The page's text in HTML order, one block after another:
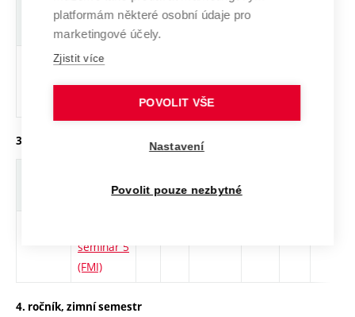
Zkratka Název Pov.
DJA055
Doktorský
3. ročník, letní semestr
seminář 5
(FMI)
4. ročník, zimní semestr
platformám některé osobní údaje pro
marketingové účely.
Zjistit více
POVOLIT VŠE
Nastavení
Povolit pouze nezbytné